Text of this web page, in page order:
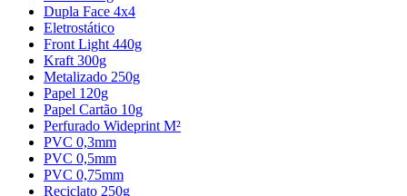
Dupla Face 4x4
Eletrostático
Front Light 440g
Kraft 300g
Metalizado 250g
Papel 120g
Papel Cartão 10g
Perfurado Wideprint M²
PVC 0,3mm
PVC 0,5mm
PVC 0,75mm
Reciclato 250g